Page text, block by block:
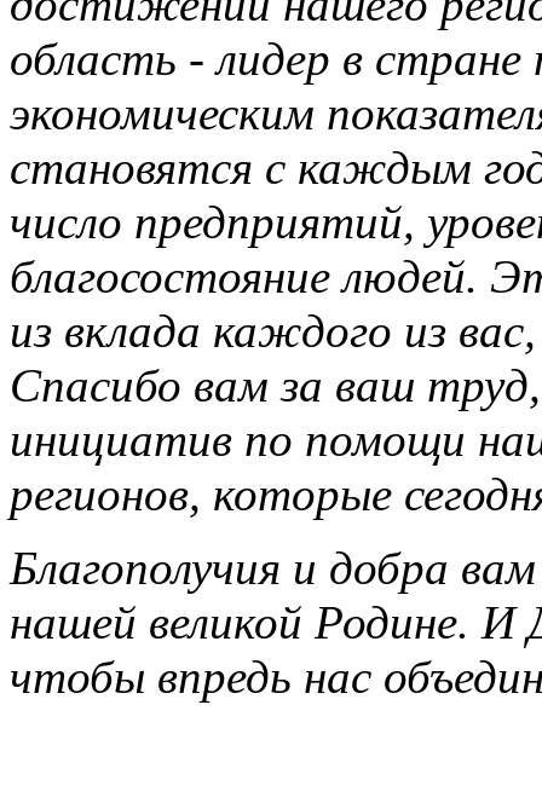
область - лидер в
экономическим
становятся с каждым
число предприятий,
благосостояние людей.
из вклада каждого из
Спасибо вам за ваш
инициатив по помощи
регионов, которые
Благополучия и добра
нашей великой Родине.
чтобы впредь нас